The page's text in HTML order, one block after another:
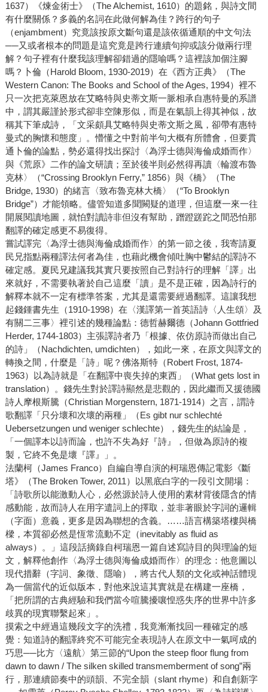
1637）《煉金術士》（The Alchemist, 1610）的題銘，與詩文間
有什麼關係？多義的名詞在此做何解為佳？跨行的句子
（enjambment）究竟該按原文斷句還是該依循通順的中文句法
──又或者根本的問題是這究竟是跨行連續句抑或該分做兩行理
解？句子裡有什麼我該理解卻錯過的隱喻嗎？這裡該加個注腳
嗎？卜倫（Harold Bloom, 1930-2019）在《西方正典》（The
Western Canon: The Books and School of the Ages, 1994）裡不
只一次把克萊恩放在艾略特與史蒂文斯一脈相承自惠特曼的系譜
中，謂其嚴謹於形式卻非空陳形似，而是在氣韻上得其神似，故
稱其下筆成詩，「文采頗具艾略特與史蒂文斯之風，卻帶有惠特
曼式的胸懷和態度」。懵懂之中對前半句大概有所體會，但要貫
通卜倫的論點，勢必還得找出探討〈為浮士德與海倫成婚而作〉
與《荒原》二作的論文研讀；至於後半則必然得再讀〈輪渡布魯
克林〉（“Crossing Brooklyn Ferry,” 1856）與《橋》（The
Bridge, 1930）的緒言〈致布魯克林大橋〉（“To Brooklyn
Bridge”）才能領略。儘管知道多聞闕疑的道理，但這麼一來一往
開展閱讀地圖，就怕對讀詩非但沒有幫助，蹭蹬蹉跎之間恐怕那
翻譯的確定感更不易復得。
嘗試譯完〈為浮士德與海倫成婚而作〉的第一節之後，我寄請夏
民兄指點兩種譯法何者為佳，也藉此機會傾吐胸中鬱結的譯詩不
確定感。夏民兄建議我其實只要按照自己對詩行的理解「譯」出
來就好，不需要執著於自己這麼「讀」是不是正確，因為詩行的
解釋本就不一定有標準答案，尤其是還需要經過翻譯。這讓我想
起錢鍾書先生（1910-1998）在〈漢譯第一首英語詩〈人生頌〉及
有關二三事〉裡引述的幾種論點：德哲赫爾德（Johann Gottfried
Herder, 1744-1803）主張譯詩者乃「根據、依仿原詩而做出自己
的詩」（Nachdichten, umdichten），如此一來，在原文與譯文的
轉換之間，什麼是「詩」呢？佛洛斯特（Robert Frost, 1874-
1963）以為詩就是「在翻譯中喪失掉的東西」（What gets lost in
translation）。錢先生對於譯詩顯然是悲觀的，因此繼而又援德國
詩人摩根斯騰（Christian Morgenstern, 1871-1914）之言，謂詩
歌翻譯「只分壞和次壞的兩種」（Es gibt nur schlechté
Uebersetzungen und weniger schlechte），錢先生的結論是，
「一個譯本以詩而論，也許不失為好『詩』，但做為原詩的複
製，它終不免是壞『譯』」。
法蘭柯（James Franco）自編自導自演的柯瑞恩傳記電影《斷
塔》（The Broken Tower, 2011）以黑底白字的一段引文開場：
「詩歌所以能激動人心，必然源於詩人使用的素材背後隱含的情
感動能，故而詩人在用字遣詞上的擇取，並非著眼於字詞的邏輯
（字面）意義，更多是因為聯想的含義。……語言構築塔樓與橋
樑，本質卻必然是恆常流動不定（inevitably as fluid as
always）。」這段話摘錄自柯瑞恩一篇自述寫詩目的與理論的短
文，解釋他創作〈為浮士德與海倫成婚而作〉的理念：他意圖以
現代措辭（字詞、象徵、隱喻），將古代人類的文化或神話體現
為一個當代的近似版本，對他來說這其實就是在構建一座橋，
「把所謂的古典經驗和我們當今喧騰擾嚷惶惑失序的世界中許多
歧異的現實聯繫起來」。
摸索之中經過這幾段文字的洗禮，我竟漸漸找回一種確定的感
覺：知道詩的翻譯終究不可能完全表現詩人在原文中一氣呵成的
巧思──比方〈遠航〉第三節的“Upon the steep floor flung from
dawn to dawn / The silken skilled transmemberment of song”兩
行，那連續節奏中的頭韻、不完全韻（slant rhyme）和自創新字